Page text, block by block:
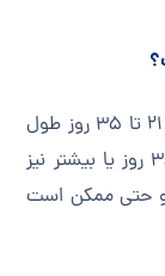
چرخه قاعدگی طبیعی در بزرگسالان معمولاً بین ۲۱ تا ۳۵ روز طول
می‌کشد و در اوایل نوجوانی ممکن است تا ۳۸ روز یا بیشتر نیز
و حتی ممکن است